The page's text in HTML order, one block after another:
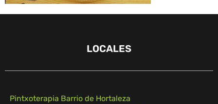
LOCALES
Pintxoterapia Barrio de Hortaleza